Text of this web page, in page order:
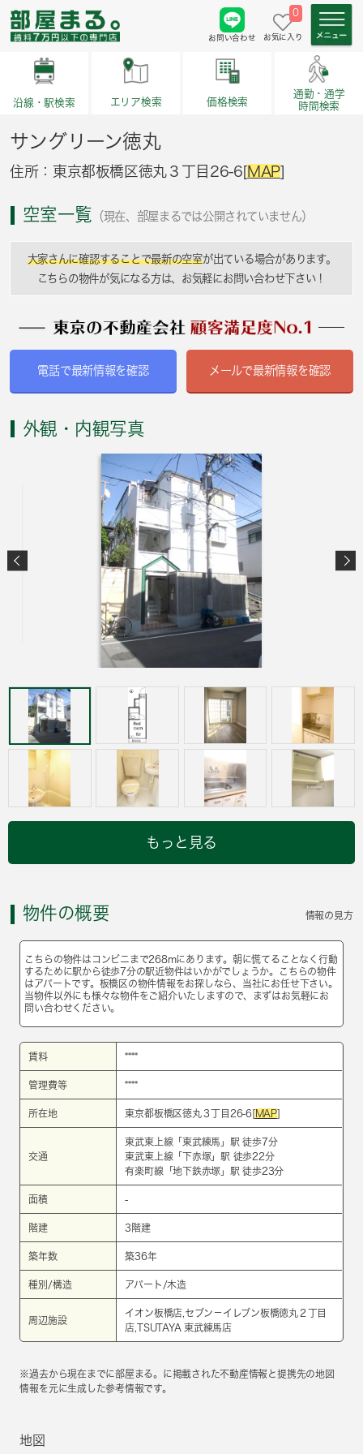
お問い合わせ
0
お気に入り
沿線・駅検索 エリア検索 価格検索
通勤・通学
時間検索
サングリーン徳丸
住所：東京都板橋区徳丸３丁目26-6[MAP]
空室一覧 （現在、部屋まるでは公開されていません）
大家さんに確認することで最新の空室が出ている場合があります。
こちらの物件が気になる方は、お気軽にお問い合わせ下さい！
電話で最新情報を確認 メールで最新情報を確認
外観・内観写真
もっと見る
物件の概要 情報の見方
こちらの物件はコンビニまで268mにあります。朝に慌てることなく行動
するために駅から徒歩7分の駅近物件はいかがでしょうか。こちらの物件
はアパートです。板橋区の物件情報をお探しなら、当社にお任せ下さい。
当物件以外にも様々な物件をご紹介いたしますので、まずはお気軽にお
問い合わせください。
賃料 ****
管理費等 ****
所在地 東京都板橋区徳丸３丁目26-6[ MAP]
交通
東武東上線 「 東武練馬 」駅 徒歩7分
東武東上線 「 下赤塚」駅 徒歩22分
有楽町線 「地下鉄赤塚 」駅 徒歩23分
面積 -
階建 3階建
築年数 築36年
種別/構造 アパート/木造
周辺施設
イオン板橋店,セブン－イレブン板橋徳丸２丁目
店,TSUTAYA 東武練馬店
※過去から現在までに部屋まる。に掲載された不動産情報と提携先の地図
情報を元に生成した参考情報です。
地図